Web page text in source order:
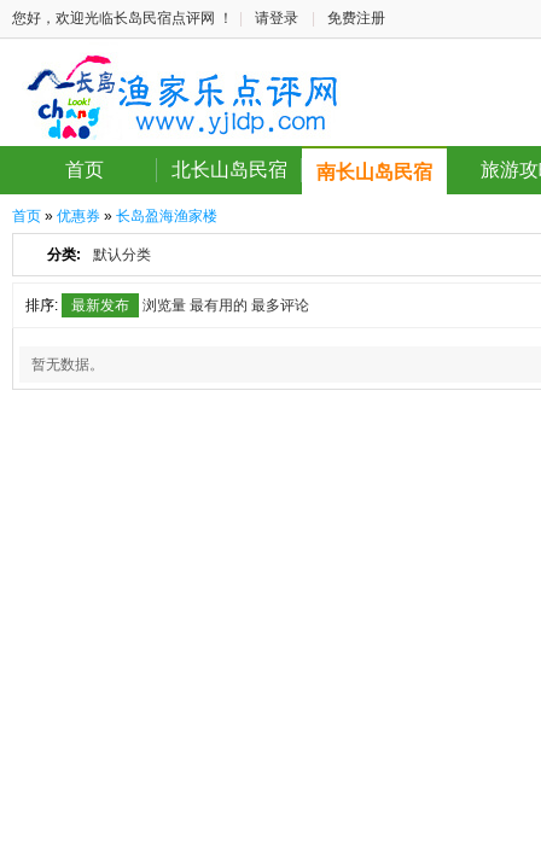
您好，欢迎光临长岛民宿点评网 ！ 请登录 免费注册
首页 北长山岛民宿 南长山岛民宿 旅游
首页 » 优惠券 » 长岛盈海渔家楼
分类: 默认分类
排序: 最新发布 浏览量 最有用的 最多评论
暂无数据。